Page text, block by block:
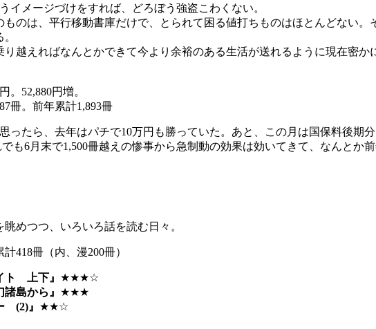
イメージづけをすれば、どろぼう強盗こわくない。
のは、平行移動書庫だけで、とられて困る値打ちものはほとんどない
越えればなんとかできて今より余裕のある生活が送れるように現在密か
。52,880円増。
冊。前年累計1,893冊
たら、去年はパチで10万円も勝っていた。あと、この月は国保料後期分
も6月末で1,500冊越えの惨事から急制動の効果は効いてきて、なんとか
めつつ、いろいろ話を読む日々。
418冊（内、漫200冊）
ト 上下』 ★★★☆
島から』 ★★★
(2)』 ★★☆